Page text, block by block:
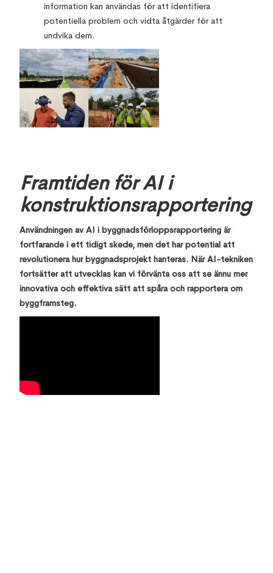
information kan användas för att identifiera
potentiella problem och vidta åtgärder för att
undvika dem.
Framtiden för AI i
konstruktionsrapportering
Användningen av AI i byggnadsförloppsrapportering är
fortfarande i ett tidigt skede, men det har potential att
revolutionera hur byggnadsprojekt hanteras. När AI-tekniken
fortsätter att utvecklas kan vi förvänta oss att se ännu mer
innovativa och effektiva sätt att spåra och rapportera om
byggframsteg.